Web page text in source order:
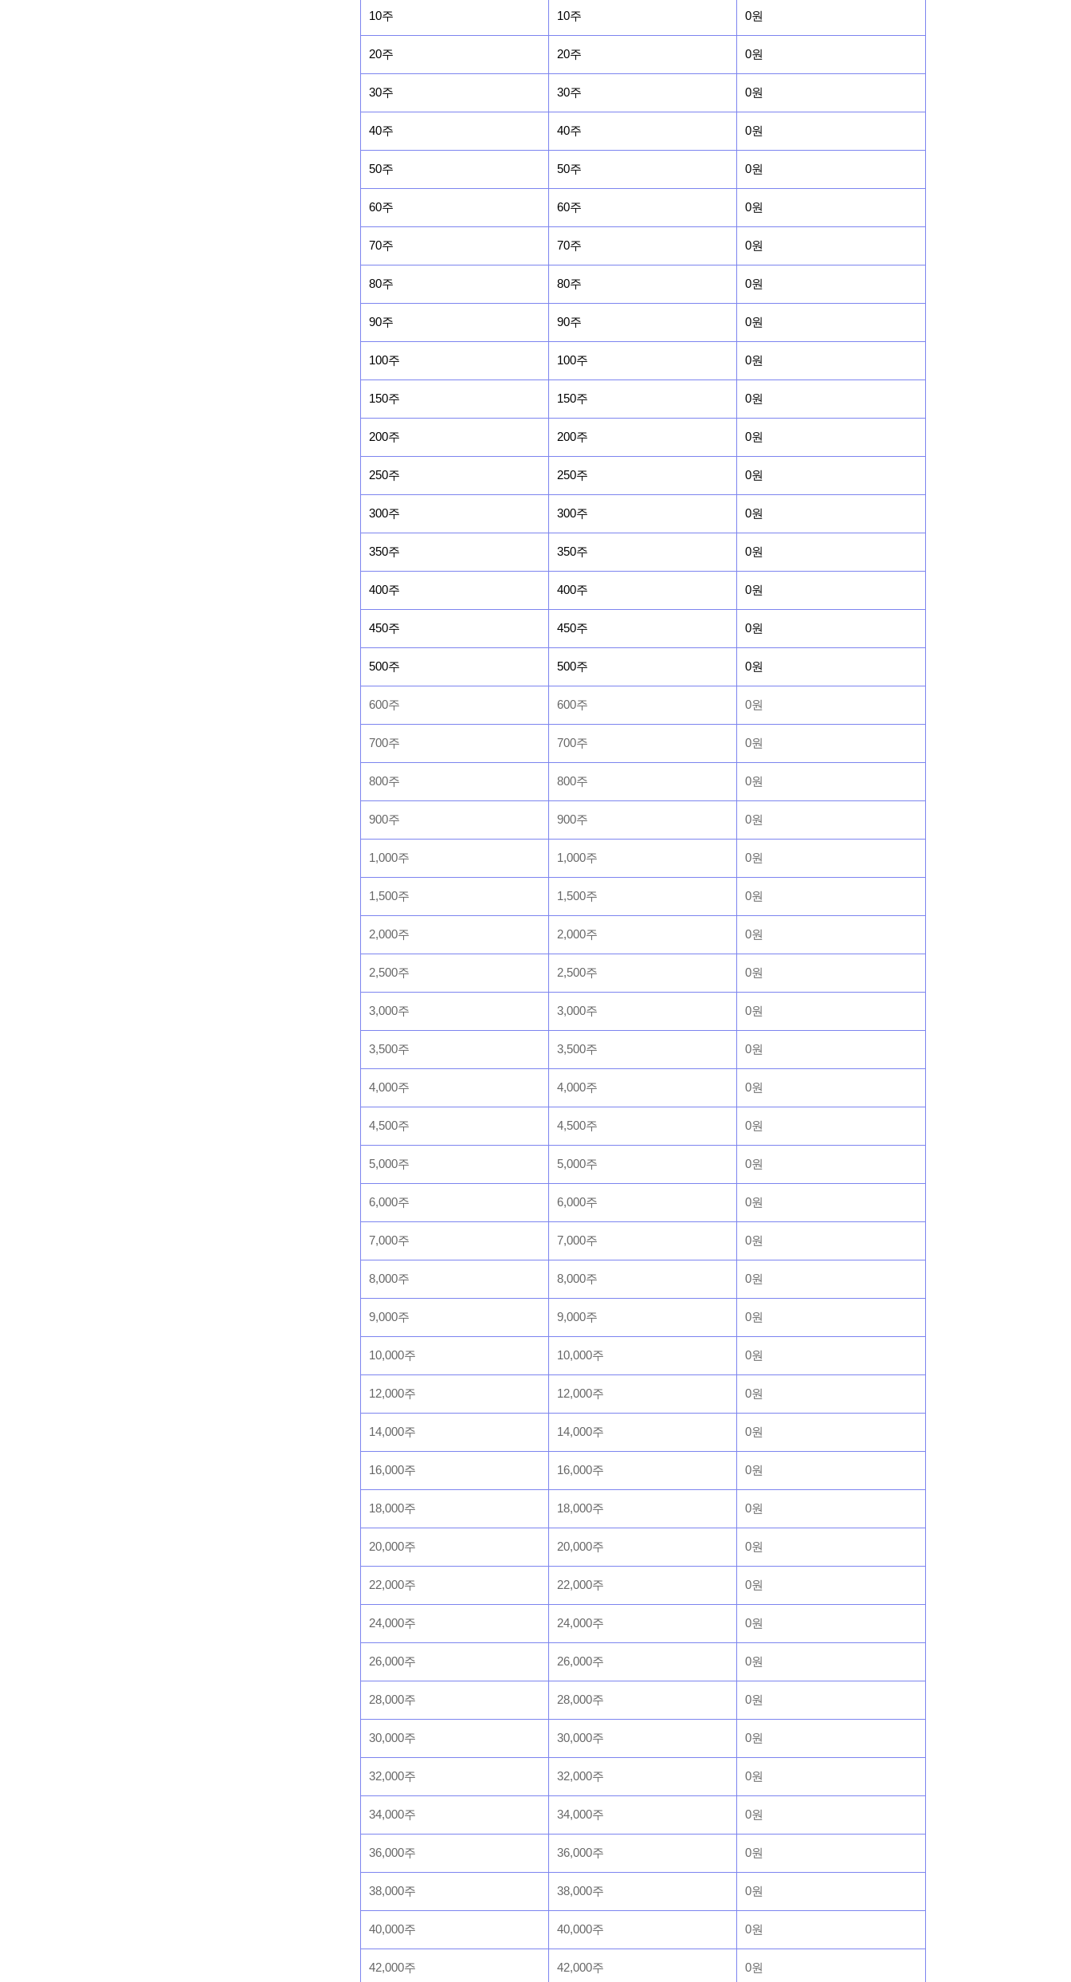
10주 10주 0원
20주 20주 0원
30주 30주 0원
40주 40주 0원
50주 50주 0원
60주 60주 0원
70주 70주 0원
80주 80주 0원
90주 90주 0원
100주 100주 0원
150주 150주 0원
200주 200주 0원
250주 250주 0원
300주 300주 0원
350주 350주 0원
400주 400주 0원
450주 450주 0원
500주 500주 0원
600주 600주 0원
700주 700주 0원
800주 800주 0원
900주 900주 0원
1,000주 1,000주 0원
1,500주 1,500주 0원
2,000주 2,000주 0원
2,500주 2,500주 0원
3,000주 3,000주 0원
3,500주 3,500주 0원
4,000주 4,000주 0원
4,500주 4,500주 0원
5,000주 5,000주 0원
6,000주 6,000주 0원
7,000주 7,000주 0원
8,000주 8,000주 0원
9,000주 9,000주 0원
10,000주 10,000주 0원
12,000주 12,000주 0원
14,000주 14,000주 0원
16,000주 16,000주 0원
18,000주 18,000주 0원
20,000주 20,000주 0원
22,000주 22,000주 0원
24,000주 24,000주 0원
26,000주 26,000주 0원
28,000주 28,000주 0원
30,000주 30,000주 0원
32,000주 32,000주 0원
34,000주 34,000주 0원
36,000주 36,000주 0원
38,000주 38,000주 0원
40,000주 40,000주 0원
42,000주 42,000주 0원